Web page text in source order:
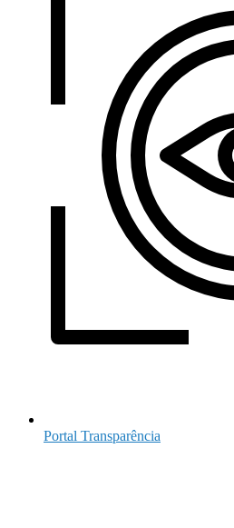
Portal Transparência